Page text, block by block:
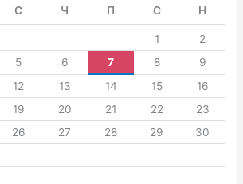
С Ч П С Н
1
2
5 6 7 8
9
12 13 14 15
16
19 20 21 22
23
26 27 28 29
30